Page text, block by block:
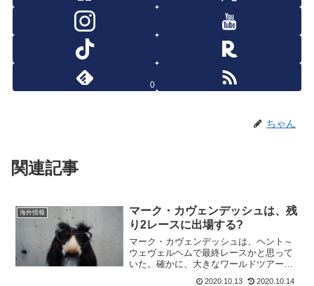
0
ちゃん
関連記事
海外情報
マーク・カヴェンデッシュは、残
り2レースに出場する?
マーク・カヴェンデッシュは、ヘント～
ウェヴェルヘムで最終レースかと思って
いた。確かに、大きなワールドツアーレ
ースでは最終レースだった。だが、レー
2020.10.13 2020.10.14